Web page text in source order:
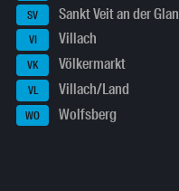
SV Sankt Veit an der Glan
VI Villach
VK Völkermarkt
VL Villach/Land
WO Wolfsberg